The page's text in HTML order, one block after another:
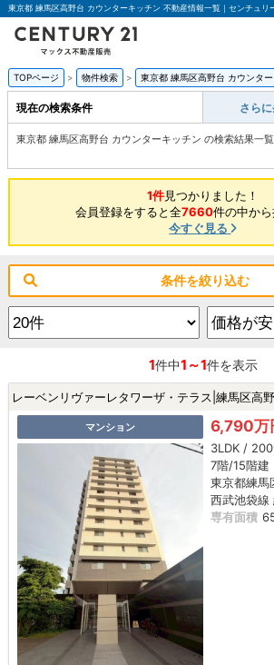
TOPページ 物件検索 東京都 練馬区高野台 カウンタ
現在の検索条件 さら
東京都 練馬区高野台 カウンターキッチン の検索結果一覧
1件見つかりました！
会員登録をすると全7660件の中から
今すぐ見る
条件を絞り込む
1件中1～1件を表示
マンション 6,790万
3LDK /
7階/15階建
東京都練馬
西武池袋線
専有面積